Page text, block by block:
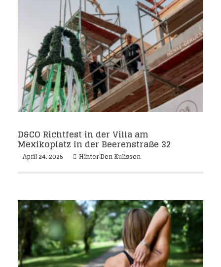
D&CO Richtfest in der Villa am
Mexikoplatz in der Beerenstraße 32
April 24, 2025 Hinter Den Kulissen